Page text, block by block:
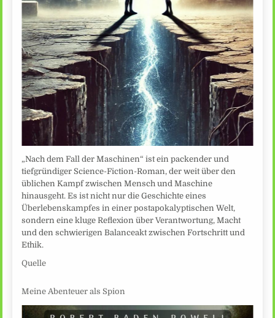
„Nach dem Fall der Maschinen“ ist ein packender und
tiefgründiger Science-Fiction-Roman, der weit über den
üblichen Kampf zwischen Mensch und Maschine
hinausgeht. Es ist nicht nur die Geschichte eines
Überlebenskampfes in einer postapokalyptischen Welt,
sondern eine kluge Reflexion über Verantwortung, Macht
und den schwierigen Balanceakt zwischen Fortschritt und
Ethik.
Quelle
Meine Abenteuer als Spion